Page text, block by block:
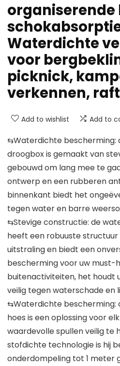
organiserende
Waterdichte
voor
picknick,
verkennen,
Add to wishlist Add to
⇆Waterdichte bescherming:
droogbox is gemaakt van
gebouwd om lang mee te
ontwerp en een rubberen
binnenkant biedt het
tegen water en barre
⇆Stevige constructie: de
heeft een robuuste
uitstraling en biedt een
bescherming voor uw must-
buitenactiviteiten, het houdt
veilig tegen waterschade en
⇆Waterdichte bescherming:
hoes is een oplossing voor
waardevolle spullen veilig te
stofdichte technologie is hij
onderdompeling tot 1 meter